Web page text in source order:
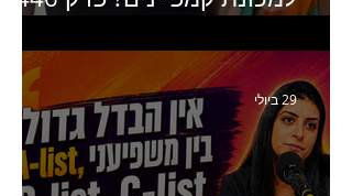
ומנהלת לשעבר של קהילת
היוצרים של טיקטוק
29 ביולי